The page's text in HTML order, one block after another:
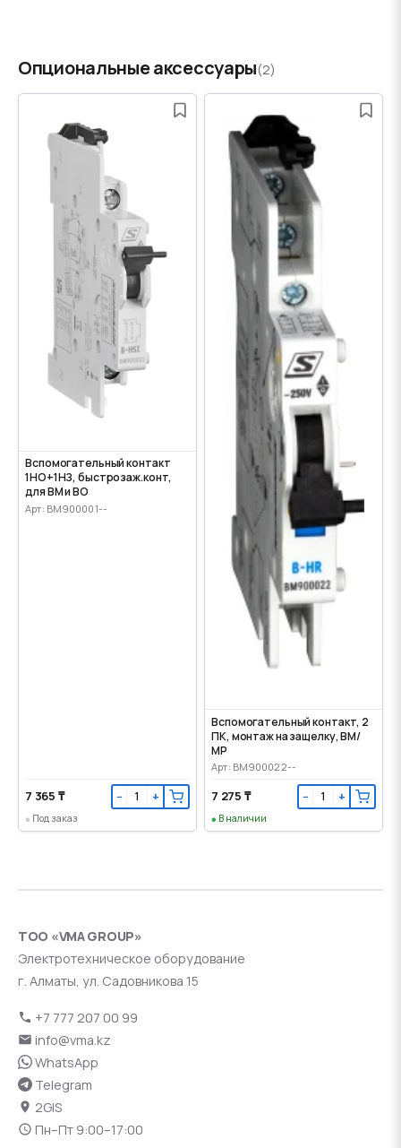
Опциональные аксессуары(2)
Вспомогательный контакт
1НО+1НЗ, быстрозаж.конт,
для ВМ и ВО
Арт: BM900001--
7 365 ₸ − +
Под заказ
Вспомогательный контакт, 2
ПК, монтаж на защелку, ВМ/
МР
Арт: BM900022--
7 275 ₸ − +
В наличии
ТОО «VMA GROUP»
Электротехническое оборудование
г. Алматы, ул. Садовникова 15
+7 777 207 00 99
info@vma.kz
WhatsApp
Telegram
2GIS
Пн–Пт 9:00–17:00